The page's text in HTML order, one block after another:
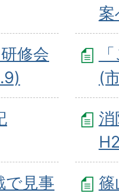
修会
(
消
で見事